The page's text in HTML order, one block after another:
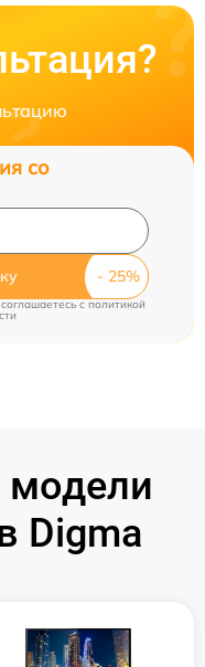
со
c политикой
Digma